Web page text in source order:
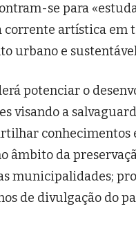
se para
corrente artística em
urbano e
potenciar o
visando a
âmbito da
municipalidades;
de divulgação do